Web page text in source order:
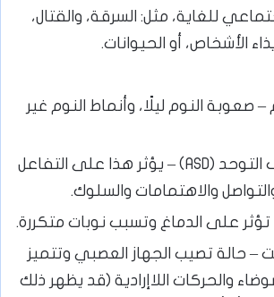
للغاية، مثل: السرقة، والقتال،
الأشخاص، أو الحيوانات.
صعوبة النوم ليلًا، وأنماط النوم غير
اضطراب طيف التوحد (ASD) – يؤثر هذا على التفاعل
والاهتمامات والسلوك.
تؤثر على الدماغ وتسبب نوبات متكررة.
– حالة تصيب الجهاز العصبي وتتميز
والحركات اللاإرادية (قد يظهر ذلك